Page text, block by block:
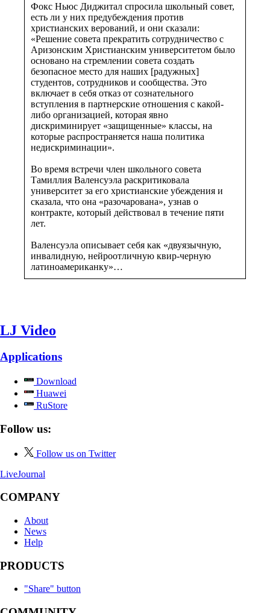
Фокс Ньюс Диджитал спросила школьный совет,
есть ли у них предубеждения против
христианских верований, и они сказали:
«Решение совета прекратить сотрудничество с
Аризонским Христианским университетом было
основано на стремлении совета создать
безопасное место для наших [радужных]
студентов, сотрудников и сообщества. Это
включает в себя отказ от сознательного
вступления в партнерские отношения с какой-
либо организацией, которая явно
дискриминирует «защищенные» классы, на
которые распространяется наша политика
недискриминации».
Во время встречи член школьного совета
Тамиллия Валенсуэла раскритиковала
университет за его христианские убеждения и
сказала, что она «разочарована», узнав о
контракте, который действовал в течение пяти
лет.
Валенсуэла описывает себя как «двуязычную,
инвалидную, нейроотличную квир-черную
латиноамериканку»…
LJ Video
Applications
Download
Huawei
RuStore
Follow us:
Follow us on Twitter
LiveJournal
COMPANY
About
News
Help
PRODUCTS
"Share" button